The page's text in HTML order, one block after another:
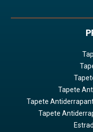
Tapete
Tapete
Tapete